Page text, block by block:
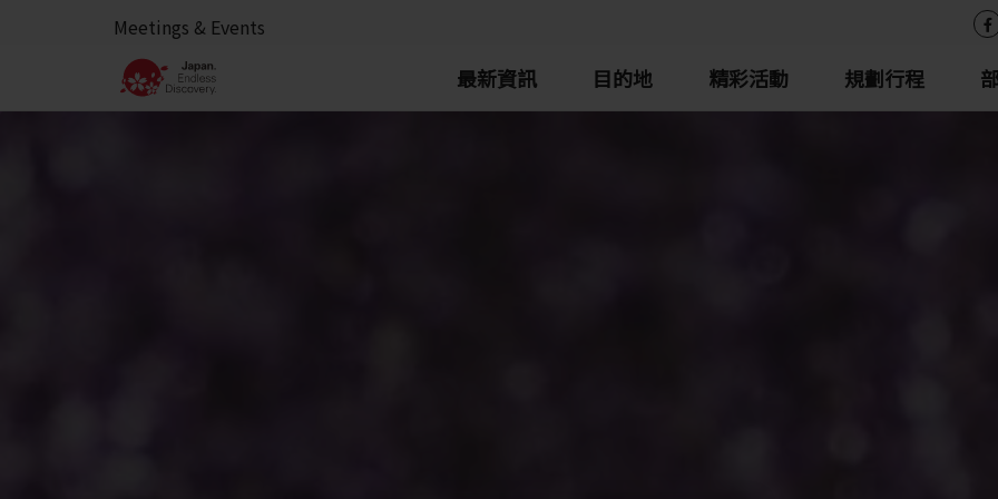
Meetings & Events
最新資訊 目的地 精彩活動 規劃行程